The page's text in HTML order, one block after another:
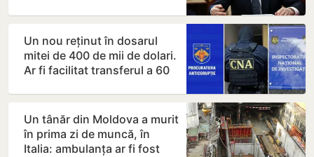
Un nou reținut în dosarul
mitei de 400 de mii de dolari.
Ar fi facilitat transferul a 60
Un tânăr din Moldova a murit
în prima zi de muncă, în
Italia: ambulanța ar fi fost